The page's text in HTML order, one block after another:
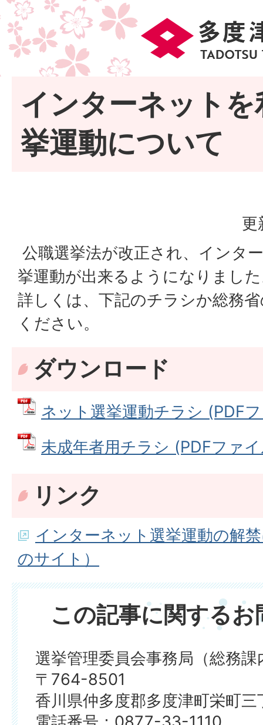
インターネット
挙運動について
更
公職選挙法が改正され、インタ
挙運動が出来るようになりまし
詳しくは、下記のチラシか総務
ください。
ダウンロード
ネット選挙運動チラシ (PDF
未成年者用チラシ (PDFファ
リンク
インターネット選挙運動の解
のサイト）
この記事に関する
選挙管理委員会事務局（総務課
〒764-8501
香川県仲多度郡多度津町栄町